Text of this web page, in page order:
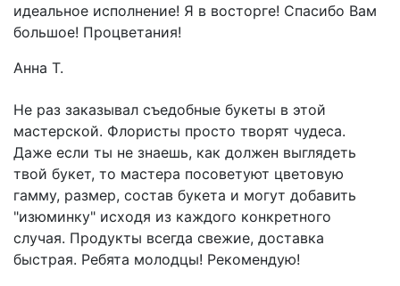
идеальное исполнение! Я в восторге! Спасибо Вам
большое! Процветания!
Анна Т.
Не раз заказывал съедобные букеты в этой
мастерской. Флористы просто творят чудеса.
Даже если ты не знаешь, как должен выглядеть
твой букет, то мастера посоветуют цветовую
гамму, размер, состав букета и могут добавить
"изюминку" исходя из каждого конкретного
случая. Продукты всегда свежие, доставка
быстрая. Ребята молодцы! Рекомендую!